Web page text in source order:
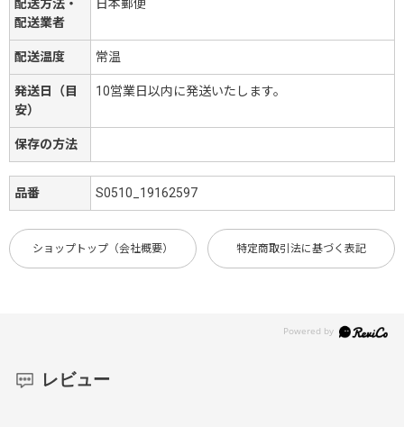
配送方法・
配送業者
日本郵便
配送温度 常温
発送日（目
安）
10営業日以内に発送いたします。
保存の方法
品番 S0510_19162597
ショップトップ（会社概要） 特定商取引法に基づく表記
レビュー